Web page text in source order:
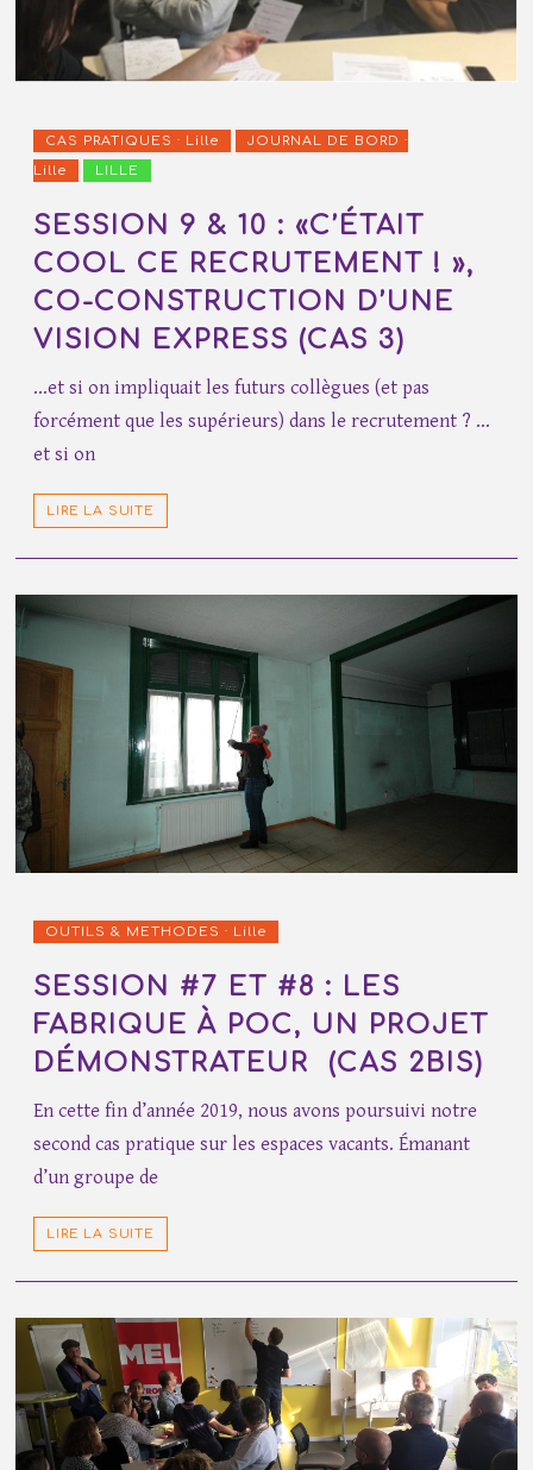
CAS PRATIQUES · Lille
JOURNAL DE BORD ·
Lille
LILLE
SESSION 9 & 10 : «C’ÉTAIT
COOL CE RECRUTEMENT ! »,
CO-CONSTRUCTION D’UNE
VISION EXPRESS (CAS 3)
…et si on impliquait les futurs collègues (et pas
forcément que les supérieurs) dans le recrutement ? …
et si on
LIRE LA SUITE
OUTILS & METHODES · Lille
SESSION #7 ET #8 : LES
FABRIQUE À POC, UN PROJET
DÉMONSTRATEUR (CAS 2BIS)
En cette fin d’année 2019, nous avons poursuivi notre
second cas pratique sur les espaces vacants. Émanant
d’un groupe de
LIRE LA SUITE